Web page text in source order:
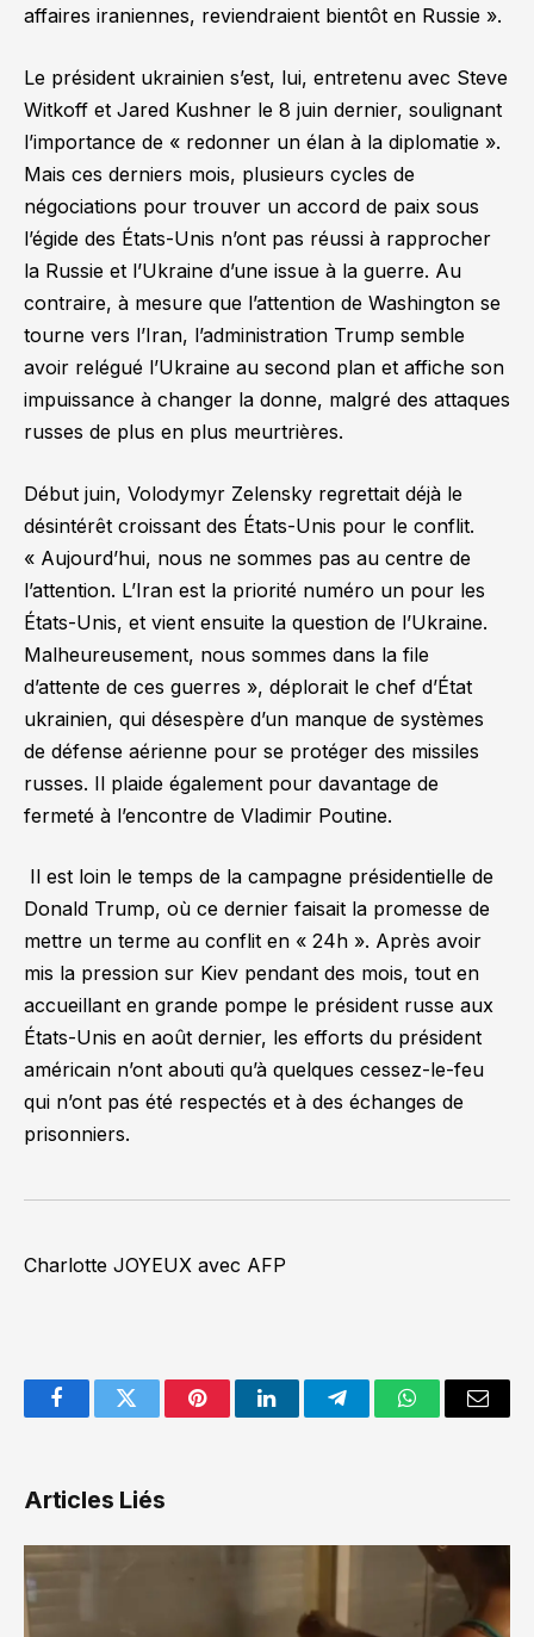
affaires iraniennes, reviendraient bientôt en Russie ».
Le président ukrainien s’est, lui, entretenu avec Steve
Witkoff et Jared Kushner le 8 juin dernier, soulignant
l’importance de « redonner un élan à la diplomatie ».
Mais ces derniers mois, plusieurs cycles de
négociations pour trouver un accord de paix sous
l’égide des États-Unis n’ont pas réussi à rapprocher
la Russie et l’Ukraine d’une issue à la guerre. Au
contraire, à mesure que l’attention de Washington se
tourne vers l’Iran, l’administration Trump semble
avoir relégué l’Ukraine au second plan et affiche son
impuissance à changer la donne, malgré des attaques
russes de plus en plus meurtrières.
Début juin, Volodymyr Zelensky regrettait déjà le
désintérêt croissant des États-Unis pour le conflit.
« Aujourd’hui, nous ne sommes pas au centre de
l’attention. L’Iran est la priorité numéro un pour les
États-Unis, et vient ensuite la question de l’Ukraine.
Malheureusement, nous sommes dans la file
d’attente de ces guerres », déplorait le chef d’État
ukrainien, qui désespère d’un manque de systèmes
de défense aérienne pour se protéger des missiles
russes. Il plaide également pour davantage de
fermeté à l’encontre de Vladimir Poutine.
Il est loin le temps de la campagne présidentielle de
Donald Trump, où ce dernier faisait la promesse de
mettre un terme au conflit en « 24h ». Après avoir
mis la pression sur Kiev pendant des mois, tout en
accueillant en grande pompe le président russe aux
États-Unis en août dernier, les efforts du président
américain n’ont abouti qu’à quelques cessez-le-feu
qui n’ont pas été respectés et à des échanges de
prisonniers.
Charlotte JOYEUX avec AFP
FacebookTwitter PinterestLinkedInTelegramWhatsAppEmail
Articles Liés